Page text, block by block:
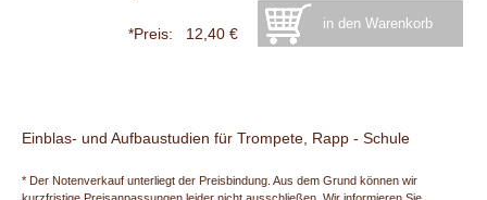
*Preis: 12,40 €
Einblas- und Aufbaustudien für Trompete, Rapp - Schule
* Der Notenverkauf unterliegt der Preisbindung. Aus dem Grund können wir